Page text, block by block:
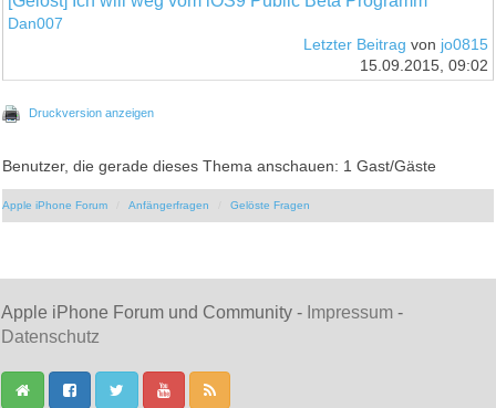
Dan007
Letzter Beitrag von jo0815
15.09.2015, 09:02
Druckversion anzeigen
Benutzer, die gerade dieses Thema anschauen: 1 Gast/Gäste
Apple iPhone Forum Anfängerfragen Gelöste Fragen
Apple iPhone Forum und Community - Impressum -
Datenschutz